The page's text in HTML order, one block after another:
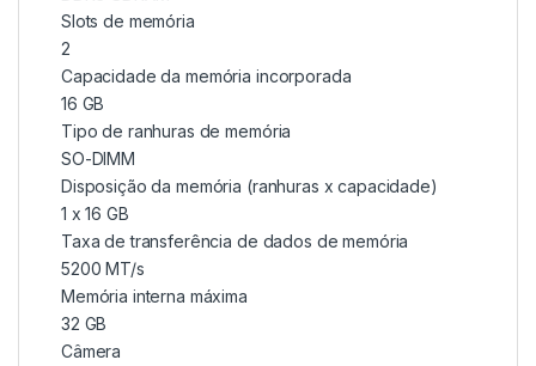
Slots de memória
2
Capacidade da memória incorporada
16 GB
Tipo de ranhuras de memória
SO-DIMM
Disposição da memória (ranhuras x capacidade)
1 x 16 GB
Taxa de transferência de dados de memória
5200 MT/s
Memória interna máxima
32 GB
Câmera